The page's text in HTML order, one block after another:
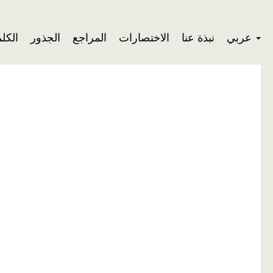
الجذور المراجع الاختصارات نبذة عنا